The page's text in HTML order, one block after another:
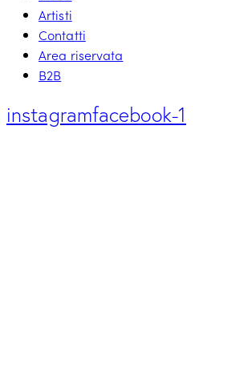
Artisti
Contatti
Area riservata
B2B
instagramfacebook-1